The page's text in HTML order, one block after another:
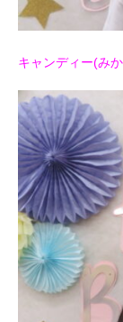
キャンディー(み